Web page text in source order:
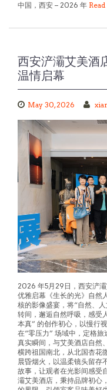
西安浐灞艾美酒
温情启幕
优雅启幕《生长的光》自然
核的影像盛宴，将“自然、
转间，邂逅自然呼吸，感受
本真” 的创作初心，以慢行
在“零压力” 场域中，定格旅
真实瞬间，与艾美酒店自然
横跨祖国南北，从北国杏花
晨昏烟火，以温柔镜头留存
故事，让观者在光影间感受
灞艾美酒店，秉持品牌初心
的界限，引领宾客品味美好